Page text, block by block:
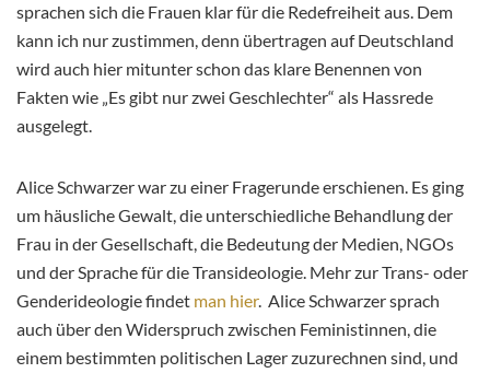
sprachen sich die Frauen klar für die Redefreiheit aus. Dem
kann ich nur zustimmen, denn übertragen auf Deutschland
wird auch hier mitunter schon das klare Benennen von
Fakten wie „Es gibt nur zwei Geschlechter“ als Hassrede
ausgelegt.
Alice Schwarzer war zu einer Fragerunde erschienen. Es ging
um häusliche Gewalt, die unterschiedliche Behandlung der
Frau in der Gesellschaft, die Bedeutung der Medien, NGOs
und der Sprache für die Transideologie. Mehr zur Trans- oder
Genderideologie findet man hier. Alice Schwarzer sprach
auch über den Widerspruch zwischen Feministinnen, die
einem bestimmten politischen Lager zuzurechnen sind, und